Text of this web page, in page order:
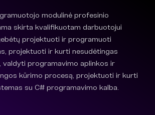
modulinė profesinio
skirta kvalifikuotam darbuotojui
projektuoti ir programuoti
projektuoti ir kurti nesudėtingas
valdyti programavimo aplinkos ir
kūrimo procesą, projektuoti ir kurti
su C# programavimo kalba.